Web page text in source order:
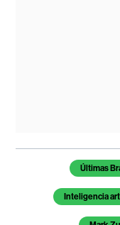
Temas desteÚltimas
Inteligencia